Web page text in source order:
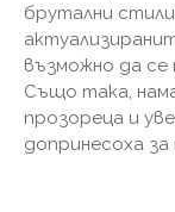
брутални
възможно да
Също така,
прозореца и
допринесоха